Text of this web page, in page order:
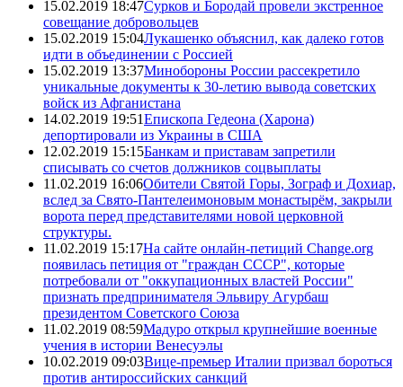
15.02.2019 18:47Сурков и Бородай провели экстренное
совещание добровольцев
15.02.2019 15:04Лукашенко объяснил, как далеко готов
идти в объединении с Россией
15.02.2019 13:37Минобороны России рассекретило
уникальные документы к 30-летию вывода советских
войск из Афганистана
14.02.2019 19:51Епископа Гедеона (Харона)
депортировали из Украины в США
12.02.2019 15:15Банкам и приставам запретили
списывать со счетов должников соцвыплаты
11.02.2019 16:06Обители Святой Горы, Зограф и Дохиар,
вслед за Свято-Пантелеимоновым монастырём, закрыли
ворота перед представителями новой церковной
структуры.
11.02.2019 15:17На сайте онлайн-петиций Change.org
появилась петиция от "граждан СССР", которые
потребовали от "оккупационных властей России"
признать предпринимателя Эльвиру Агурбаш
президентом Советского Союза
11.02.2019 08:59Мадуро открыл крупнейшие военные
учения в истории Венесуэлы
10.02.2019 09:03Вице-премьер Италии призвал бороться
против антироссийских санкций